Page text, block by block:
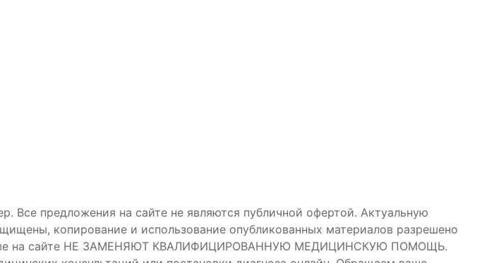
Все предложения на сайте не являются публичной офертой. Актуальную
копирование и использование опубликованных материалов разрешено
на сайте НЕ ЗАМЕНЯЮТ КВАЛИФИЦИРОВАННУЮ МЕДИЦИНСКУЮ ПОМОЩЬ.